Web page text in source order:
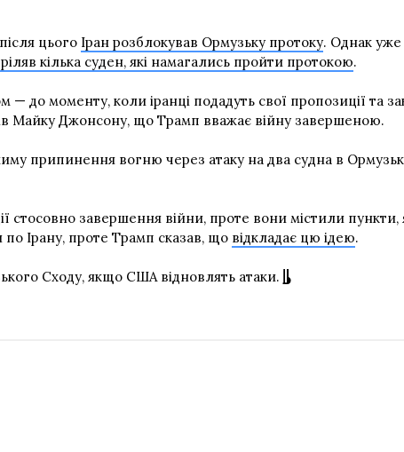
цього Іран розблокував Ормузьку протоку. Однак уже
кілька суден, які намагались пройти протокою.
до моменту, коли іранці подадуть свої пропозиції та
Майку Джонсону, що Трамп вважає війну завершеною.
припинення вогню через атаку на два судна в
завершення війни, проте вони містили пункти,
Ірану, проте Трамп сказав, що відкладає цю ідею.
Сходу, якщо США відновлять атаки.